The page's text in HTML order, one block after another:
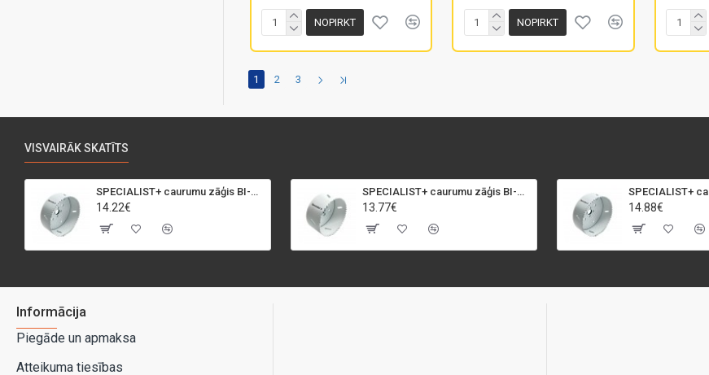
NOPIRKT NOPIRKT
1 2 3
VISVAIRĀK SKATĪTS
SPECIALIST+ caurumu zāģis BI-METAL, 95 mm
14.22€
SPECIALIST+ caurumu zāģis BI-METAL, 92 mm
13.77€ 14.88€
Informācija
Piegāde un apmaksa
Atteikuma tiesības